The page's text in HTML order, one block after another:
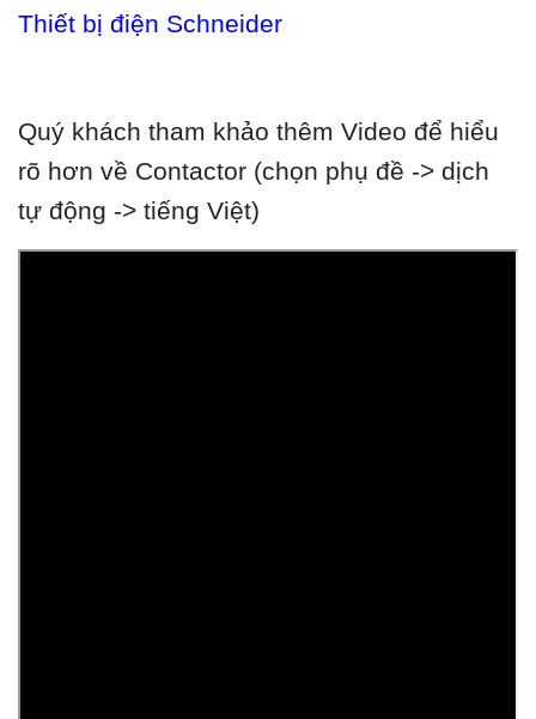
Thiết bị điện Schneider
Quý khách tham khảo thêm Video để hiểu
rõ hơn về Contactor (chọn phụ đề -> dịch
tự động -> tiếng Việt)